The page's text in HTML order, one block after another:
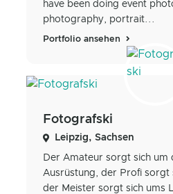
have been doing event
photography, portrait...
Portfolio ansehen
Fotografski
Leipzig, Sachsen
Der Amateur sorgt sich um
Ausrüstung, der Profi sorgt
der Meister sorgt sich ums